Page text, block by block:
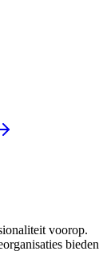
voorop.
bieden